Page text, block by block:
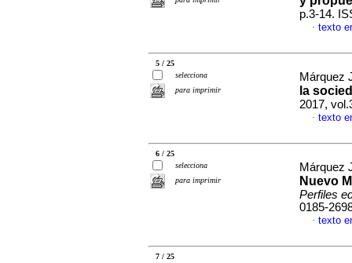
p.3-14.
· texto
5 / 25
selecciona
para imprimir
Márquez
la
2017,
· texto
6 / 25
selecciona
para imprimir
Márquez
Nuevo
Perfiles
0185-
· texto
7 / 25